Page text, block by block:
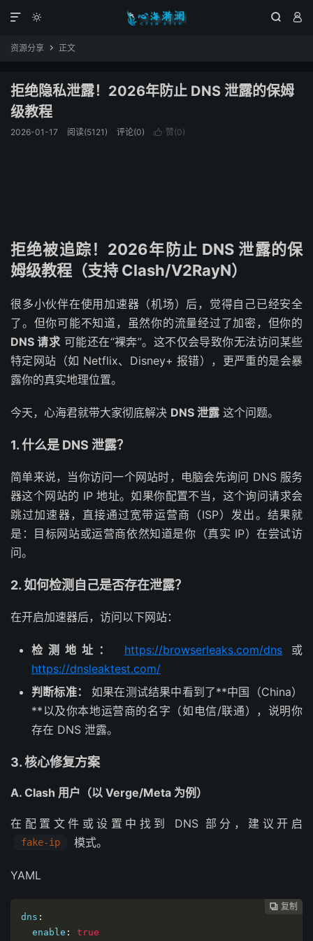
  

资源分享  正文
拒绝隐私泄露！2026年防止 DNS 泄露的保姆
级教程
2026-01-17 阅读(5121) 评论(0)  赞(0)
拒绝被追踪！2026年防止 DNS 泄露的保
姆级教程（支持 Clash/V2RayN）
很多小伙伴在使用加速器（机场）后，觉得自己已经安全
了。但你可能不知道，虽然你的流量经过了加密，但你的
DNS 请求 可能还在“裸奔”。这不仅会导致你无法访问某些
特定网站（如 Netflix、Disney+ 报错），更严重的是会暴
露你的真实地理位置。
今天，心海君就带大家彻底解决 DNS 泄露这个问题。
1. 什么是 DNS 泄露？
简单来说，当你访问一个网站时，电脑会先询问 DNS 服务
器这个网站的 IP 地址。如果你配置不当，这个询问请求会
跳过加速器，直接通过宽带运营商（ISP）发出。结果就
是：目标网站或运营商依然知道是你（真实 IP）在尝试访
问。
2. 如何检测自己是否存在泄露？
在开启加速器后，访问以下网站：
检测地址： https://browserleaks.com/dns 或
https://dnsleaktest.com/
判断标准：
如果在测试结果中看到了**中国（China）
**以及你本地运营商的名字（如电信/联通），说明你
存在 DNS 泄露。
3. 核心修复方案
A. Clash 用户（以 Verge/Meta 为例）
在配置文件或设置中找到 DNS 部分，建议开启
fake-ip 模式。
YAML
 复制
 复制
 复制
dns :
  enable
: true